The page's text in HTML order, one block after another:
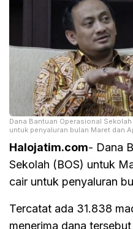
Dana Bantuan Operasional
untuk penyaluran bulan Maret dan
Halojatim.com- Dana
Sekolah (BOS) untuk
cair untuk penyaluran
Tercatat ada 31.838
menerima dana